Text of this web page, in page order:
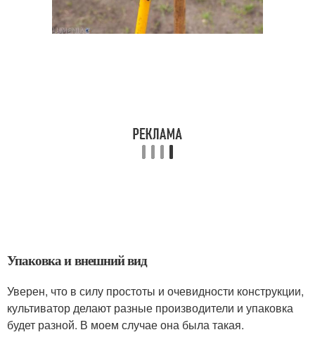
Упаковка и внешний вид
Уверен, что в силу простоты и очевидности конструкции,
культиватор делают разные производители и упаковка
будет разной. В моем случае она была такая.